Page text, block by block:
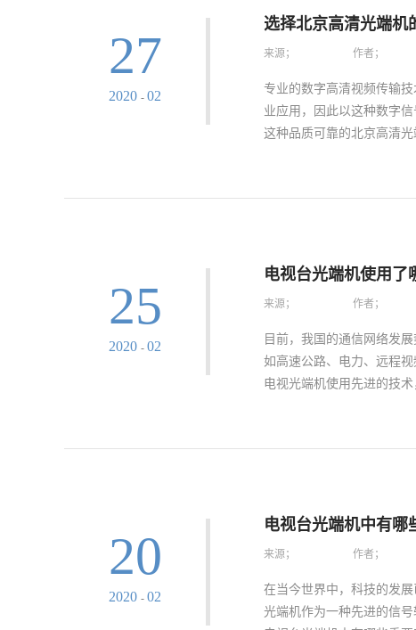
下，能够让各种网络监控
此同时优质优价的北京高
定，同时也可以借助相应
性能信号来升级其本身系
行业之中，其本身的性能
27
2020 - 02
选择北京高清光端机
来源； 作者；
专业的数字高清视频传输
业应用，因此以这种数字
这种品质可靠的北京高清
术指标选择更优质可信的
选优质优价的北京高清光
如何有效应对也是需要考
高效的校验，效果在其本
京高清光端机快速的实现
光端机实现长期稳定应用
25
2020 - 02
电视台光端机使用了
来源； 作者；
目前，我国的通信网络发
如高速公路、电力、远程
电视光端机使用先进的技
进的技术呢？1、数字复用
技术的使用，电视台光端
的位同步脉冲频率和发送
决。可以在码元的中间位
光端机当中，传送的是基
20
2020 - 02
电视台光端机中有哪
来源； 作者；
在当今世界中，科技的发
光端机作为一种先进的信